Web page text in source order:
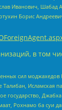
Иванович, Шабад
Борис
в том
сил моджахедов
Исламская
государство,
Рохнамо ба суи